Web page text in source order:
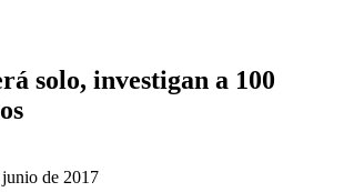
solo, investigan a 100
de 2017